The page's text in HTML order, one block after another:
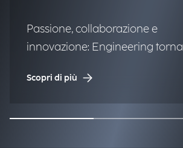
Passione, collaborazione e
innovazione: Engineering torna
Scopri di più